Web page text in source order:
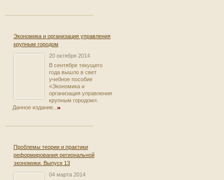
Экономика и организация управления
крупным городом
20 октября 2014
В сентябре текущего
года вышло в свет
учебное пособие
«Экономика и
организация управления
крупным городом».
Данное издание...
Проблемы теории и практики
реформирования региональной
экономики. Выпуск 13
04 марта 2014